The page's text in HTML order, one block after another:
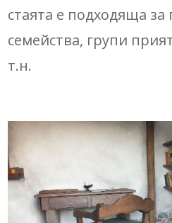
стаята е подходяща за
семейства, групи
т.н.